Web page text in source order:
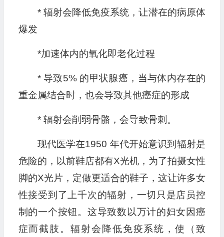
* 辐射会降低免疫系统，让潜在的病原体
爆发
*加速体内的氧化即老化过程
* 导致5% 的甲状腺癌，当与体内存在的
重金属结合时，也会导致其他癌症的形成
* 辐射会削弱骨骼，会导致骨刺。
现代医学在1950 年代开始意识到辐射是
危险的，以前鞋店都有X光机，为了拍摄女性
脚的X光片，定做更适合的鞋子，这让许多女
性接受到了上千次的辐射，一切只是店员控
制的一个按钮。这导致数以万计的妇女因癌
症而截肢。辐射会降低免疫系统，使（致